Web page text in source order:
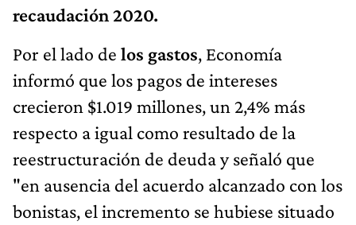
recaudación 2020.
Por el lado de los gastos, Economía
informó que los pagos de intereses
crecieron $1.019 millones, un 2,4% más
respecto a igual como resultado de la
reestructuración de deuda y señaló que
"en ausencia del acuerdo alcanzado con los
bonistas, el incremento se hubiese situado